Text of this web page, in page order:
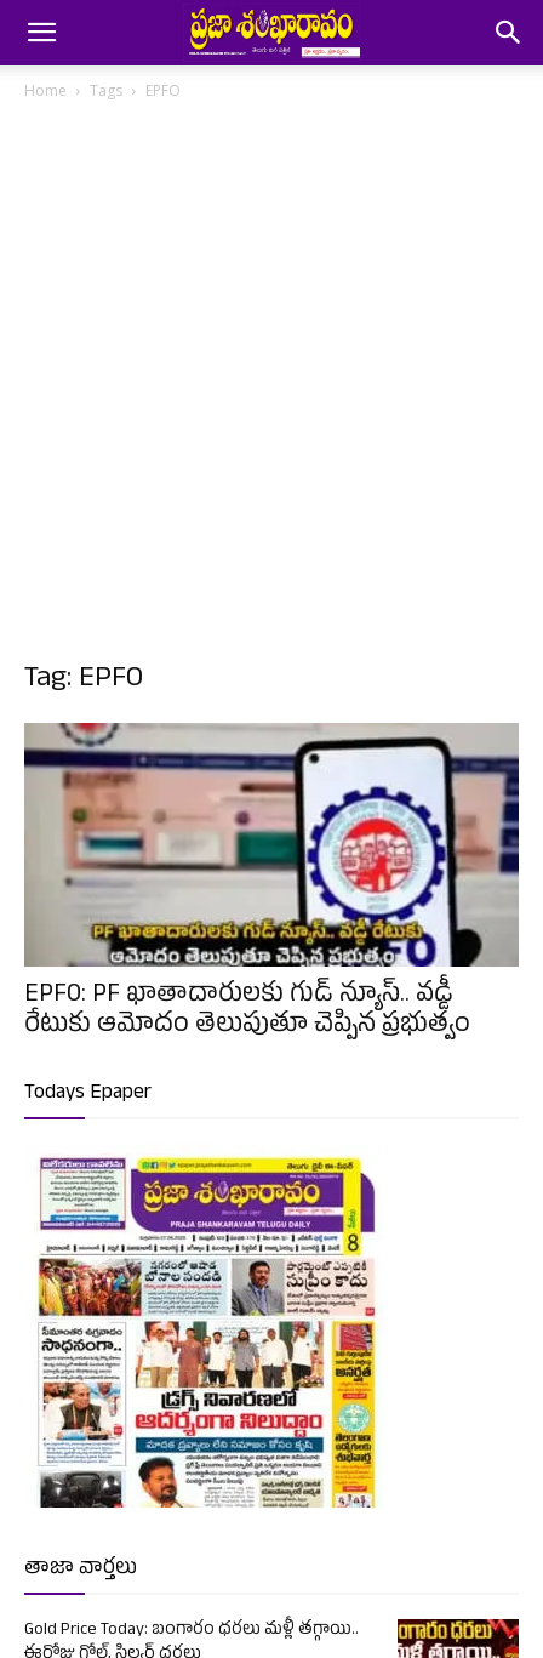
Home Tags EPFO
Tag: EPFO
EPFO: PF ఖాతాదారులకు గుడ్ న్యూస్.. వడ్డీ
రేటుకు ఆమోదం తెలుపుతూ చెప్పిన ప్రభుత్వం
Todays Epaper
తాజా వార్తలు
Gold Price Today: బంగారం ధరలు మళ్లీ తగ్గాయి..